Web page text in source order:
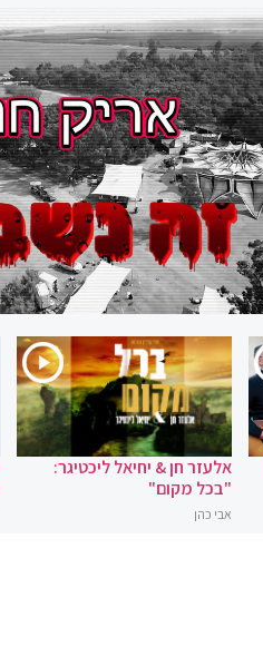
אלעזר חן & יחיאל ליכטיגר:
"בכל מקום"
אבי כהן